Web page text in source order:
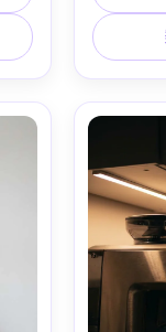
ン
--ar
ーディン